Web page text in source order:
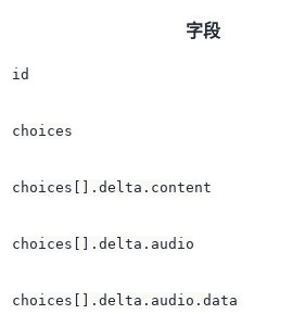
字段
id
choices
choices[].delta.content
choices[].delta.audio
choices[].delta.audio.data